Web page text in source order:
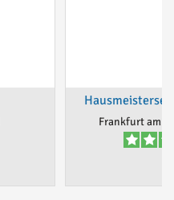
Frankfurt am